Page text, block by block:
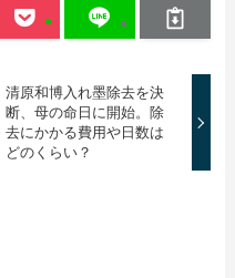
清原和博入れ墨除去を決
断、母の命日に開始。除
去にかかる費用や日数は
どのくらい？